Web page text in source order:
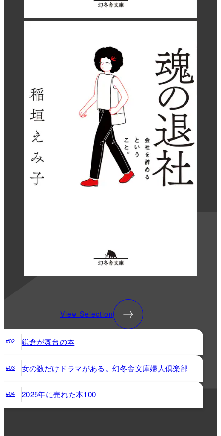
View Selection
#02 鎌倉が舞台の本
#03 女の数だけドラマがある。幻冬舎文庫婦人倶楽部
#04 2025年に売れた本100